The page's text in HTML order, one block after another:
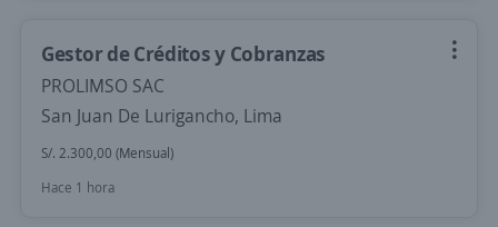
Gestor de Créditos y Cobranzas
PROLIMSO SAC
San Juan De Lurigancho, Lima
S/. 2.300,00 (Mensual)
Hace 1 hora